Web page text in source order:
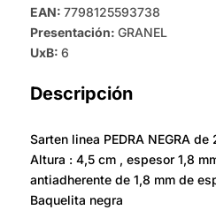
EAN: 7798125593738
Presentación: GRANEL
UxB: 6
Descripción
Sarten linea PEDRA NEGRA
Altura : 4,5 cm , espesor 1,8
antiadherente de 1,8 mm de
Baquelita negra